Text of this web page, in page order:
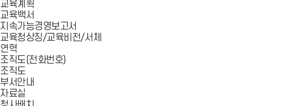
교육계획
교육백서
지속가능경영보고서
교육청상징/교육비전/서체
연혁
조직도(전화번호)
조직도
부서안내
자료실